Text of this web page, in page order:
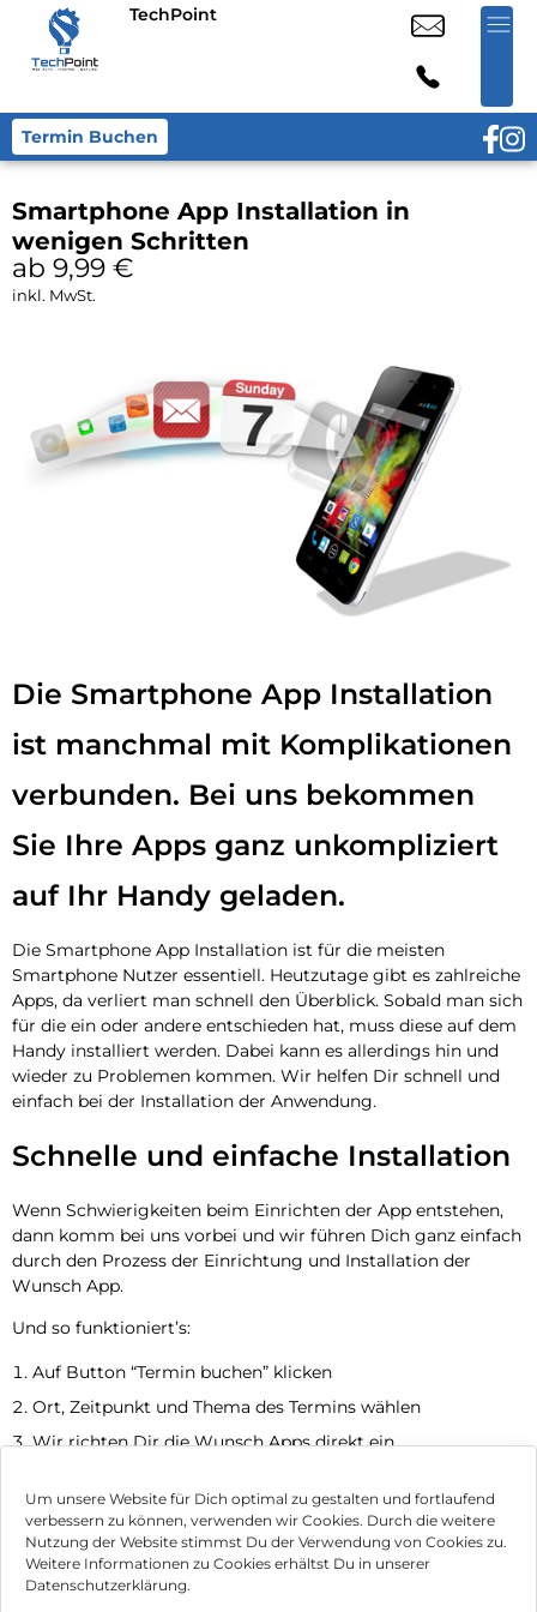
Um unsere Website für Dich optimal zu gestalten und fortlaufend
verbessern zu können, verwenden wir Cookies. Durch die weitere
Nutzung der Website stimmst Du der Verwendung von Cookies zu.
Weitere Informationen zu Cookies erhältst Du in unserer
Datenschutzerklärung.
TechPoint
Termin Buchen
Smartphone App Installation in
wenigen Schritten
ab 9,99 €
inkl. MwSt.
Die Smartphone App Installation
ist manchmal mit Komplikationen
verbunden. Bei uns bekommen
Sie Ihre Apps ganz unkompliziert
auf Ihr Handy geladen.
Die Smartphone App Installation ist für die meisten
Smartphone Nutzer essentiell. Heutzutage gibt es zahlreiche
Apps, da verliert man schnell den Überblick. Sobald man sich
für die ein oder andere entschieden hat, muss diese auf dem
Handy installiert werden. Dabei kann es allerdings hin und
wieder zu Problemen kommen. Wir helfen Dir schnell und
einfach bei der Installation der Anwendung.
Schnelle und einfache Installation
Wenn Schwierigkeiten beim Einrichten der App entstehen,
dann komm bei uns vorbei und wir führen Dich ganz einfach
durch den Prozess der Einrichtung und Installation der
Wunsch App.
Und so funktioniert’s:
Auf Button “Termin buchen” klicken
Ort, Zeitpunkt und Thema des Termins wählen
Wir richten Dir die Wunsch Apps direkt ein
Jetzt Termin vereinbaren
Impressum